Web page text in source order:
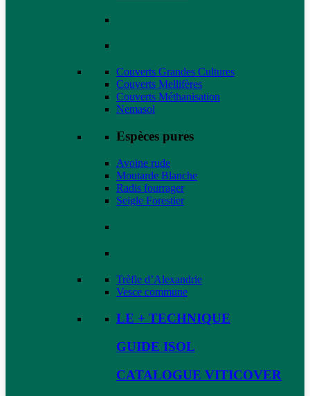
Couverts Grandes Cultures
Couverts Mellifères
Couverts Méthanisation
Nemasol
Espèces pures
Avoine rude
Moutarde Blanche
Radis fourrager
Seigle Forestier
Trèfle d’Alexandrie
Vesce commune
LE + TECHNIQUE
GUIDE ISOL
CATALOGUE VITICOVER